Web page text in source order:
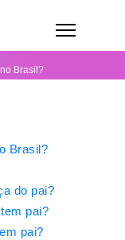
Brasil?
Brasil?
do pai?
pai?
pai?